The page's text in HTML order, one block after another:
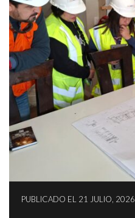
PUBLICADO EL 21 JULIO, 2026